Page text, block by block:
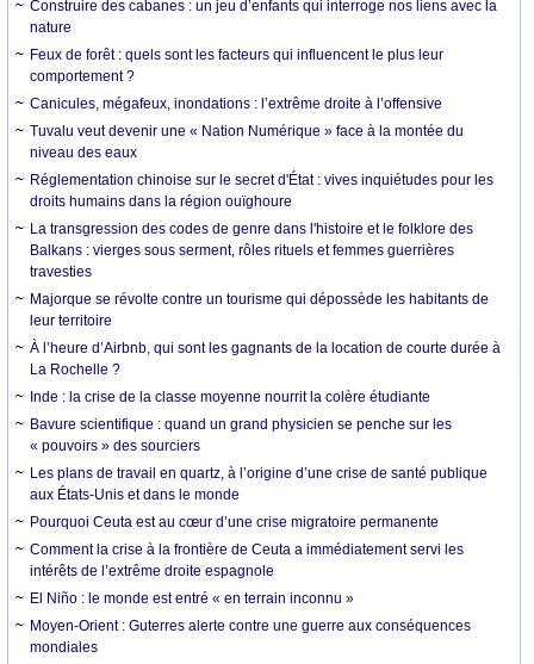
Construire des cabanes : un jeu d’enfants qui interroge nos liens avec la
nature
Feux de forêt : quels sont les facteurs qui influencent le plus leur
comportement ?
Canicules, mégafeux, inondations : l’extrême droite à l’offensive
Tuvalu veut devenir une « Nation Numérique » face à la montée du
niveau des eaux
Réglementation chinoise sur le secret d'État : vives inquiétudes pour les
droits humains dans la région ouïghoure
La transgression des codes de genre dans l'histoire et le folklore des
Balkans : vierges sous serment, rôles rituels et femmes guerrières
travesties
Majorque se révolte contre un tourisme qui dépossède les habitants de
leur territoire
À l’heure d’Airbnb, qui sont les gagnants de la location de courte durée à
La Rochelle ?
Inde : la crise de la classe moyenne nourrit la colère étudiante
Bavure scientifique : quand un grand physicien se penche sur les
« pouvoirs » des sourciers
Les plans de travail en quartz, à l’origine d’une crise de santé publique
aux États-Unis et dans le monde
Pourquoi Ceuta est au cœur d’une crise migratoire permanente
Comment la crise à la frontière de Ceuta a immédiatement servi les
intérêts de l’extrême droite espagnole
El Niño : le monde est entré « en terrain inconnu »
Moyen-Orient : Guterres alerte contre une guerre aux conséquences
mondiales